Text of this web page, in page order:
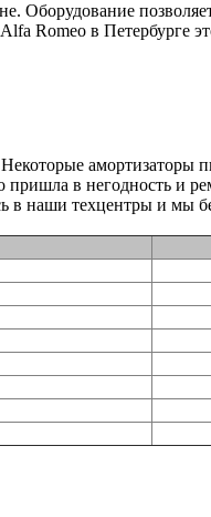
Romeo в Петербурге
амортизаторы
в негодность и
наши техцентры и мы